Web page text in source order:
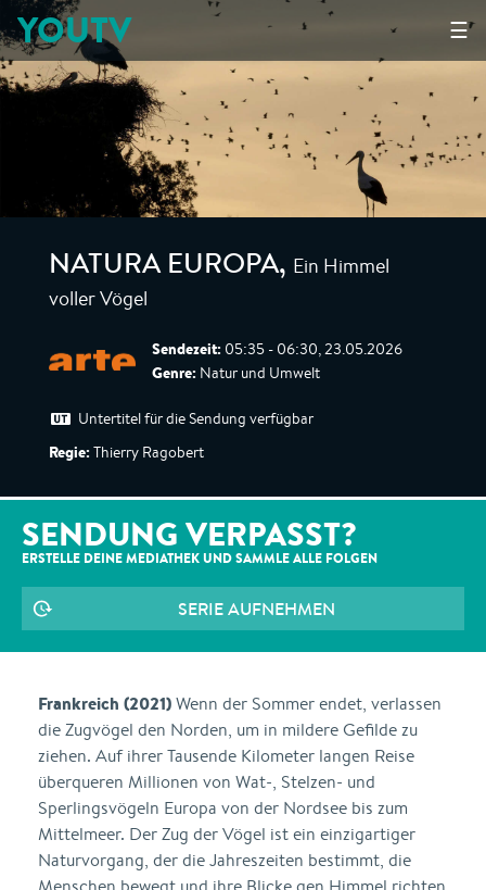
☰
YOUTV
NATURA EUROPA, Ein Himmel
voller Vögel
Sendezeit: 05:35 - 06:30, 23.05.2026
Genre: Natur und Umwelt
Untertitel für die Sendung verfügbar
Regie: Thierry Ragobert
SENDUNG VERPASST?
ERSTELLE DEINE MEDIATHEK UND SAMMLE ALLE FOLGEN
SERIE AUFNEHMEN
Frankreich (2021)Wenn der Sommer endet, verlassen
die Zugvögel den Norden, um in mildere Gefilde zu
ziehen. Auf ihrer Tausende Kilometer langen Reise
überqueren Millionen von Wat-, Stelzen- und
Sperlingsvögeln Europa von der Nordsee bis zum
Mittelmeer. Der Zug der Vögel ist ein einzigartiger
Naturvorgang, der die Jahreszeiten bestimmt, die